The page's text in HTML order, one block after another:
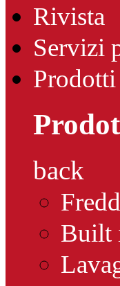
Rivista
Servizi
Prodotti
back
Built